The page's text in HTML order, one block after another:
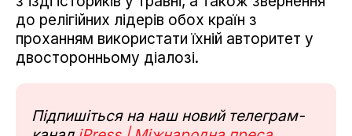
до релігійних лідерів обох країн з
проханням використати їхній авторитет у
двосторонньому діалозі.
Підпишіться на наш новий телеграм-